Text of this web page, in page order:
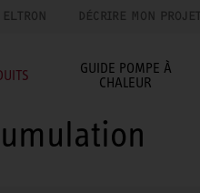
DÉCRIRE MON PROJET
GUIDE POMPE À
CHALEUR